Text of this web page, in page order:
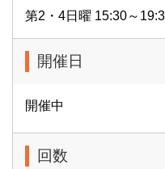
第2・4日曜 15:30～
開催日
開催中
回数